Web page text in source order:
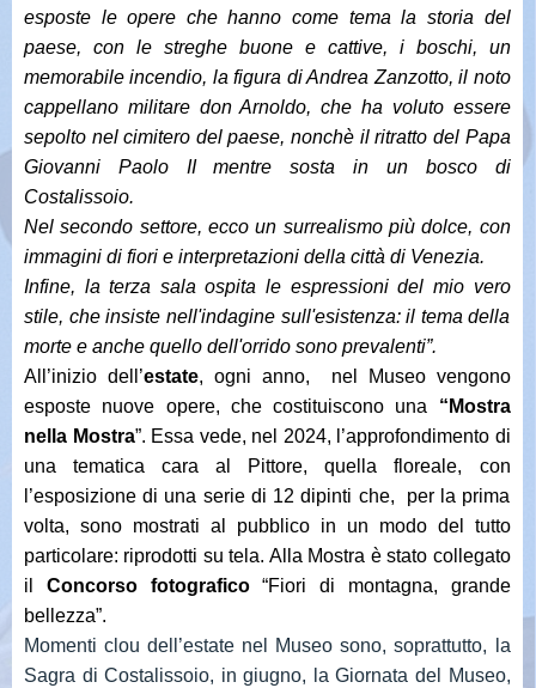
esposte le opere che hanno come tema la storia del
paese, con le streghe buone e cattive, i boschi, un
memorabile incendio, la figura di Andrea Zanzotto, il noto
cappellano militare don Arnoldo, che ha voluto essere
sepolto nel cimitero del paese, nonchè il ritratto del Papa
Giovanni Paolo II mentre sosta in un bosco di
Costalissoio.
Nel secondo settore, ecco un surrealismo più dolce, con
immagini di fiori e interpretazioni della città di Venezia.
Infine, la terza sala ospita le espressioni del mio vero
stile, che insiste nell'indagine sull'esistenza: il tema della
morte e anche quello dell'orrido sono prevalenti”.
All’inizio dell’estate, ogni anno, nel Museo vengono
esposte nuove opere, che costituiscono una “Mostra
nella Mostra”. Essa vede, nel 2024, l’approfondimento di
una tematica cara al Pittore, quella floreale, con
l’esposizione di una serie di 12 dipinti che, per la prima
volta, sono mostrati al pubblico in un modo del tutto
particolare: riprodotti su tela. Alla Mostra è stato collegato
il Concorso fotografico“Fiori di montagna, grande
bellezza”.
Momenti clou dell’estate nel Museo sono, soprattutto, la
Sagra di Costalissoio, in giugno, la Giornata del Museo,